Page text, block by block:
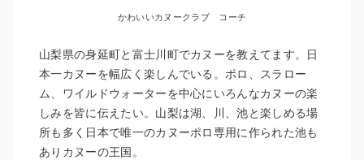
かわいいカヌークラブ コーチ
山梨県の身延町と富士川町でカヌーを教えてます。日
本一カヌーを幅広く楽しんでいる。ポロ、スラロー
ム、ワイルドウォーターを中心にいろんなカヌーの楽
しみを皆に伝えたい。山梨は湖、川、池と楽しめる場
所も多く日本で唯一のカヌーポロ専用に作られた池も
ありカヌーの王国。